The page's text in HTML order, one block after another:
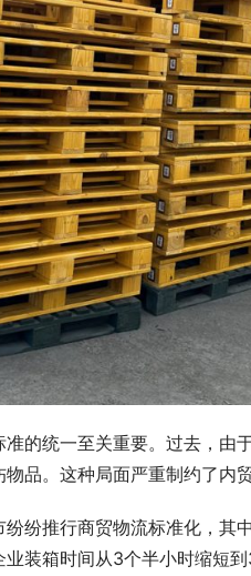
的统一至关重要。过去，由
品。这种局面严重制约了内贸
纷推行商贸物流标准化，其
装箱时间从3个半小时缩短